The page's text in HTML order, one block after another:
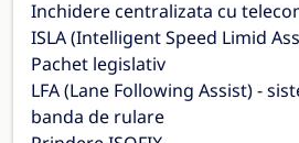
Inchidere centralizata cu
ISLA (Intelligent Speed Limid
Pachet legislativ
LFA (Lane Following Assist) -
banda de rulare